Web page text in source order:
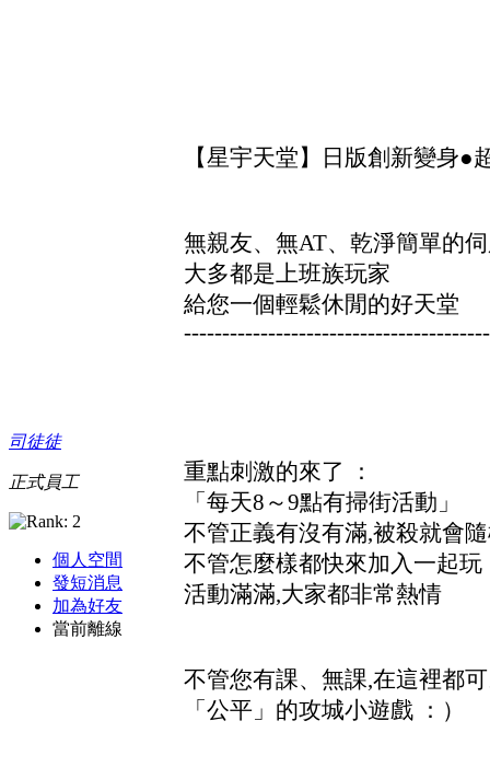
司徒徒
正式員工
個人空間
發短消息
加為好友
當前離線
【星宇天堂】日版創新變身●
無親友、無AT、乾淨簡單的
大多都是上班族玩家
給您一個輕鬆休閒的好天堂
重點刺激的來了 ：
「每天8～9點有掃街活動」
不管正義有沒有滿,被殺就會
不管怎麼樣都快來加入一起玩
活動滿滿,大家都非常熱情
不管您有課、無課,在這裡都
「公平」的攻城小遊戲 ：）